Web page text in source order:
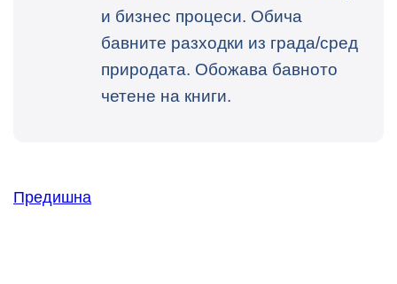
и бизнес процеси. Обича
бавните разходки из града/сред
природата. Обожава бавното
четене на книги.
Предишна